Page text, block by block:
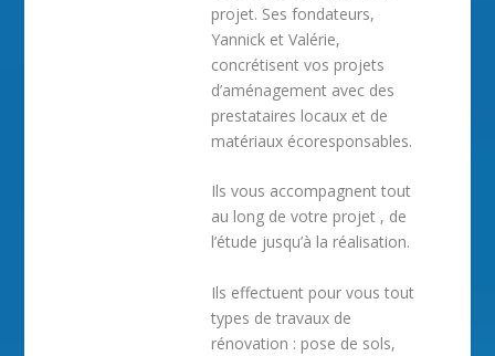
projet. Ses fondateurs,
Yannick et Valérie,
concrétisent vos projets
d’aménagement avec des
prestataires locaux et de
matériaux écoresponsables.
Ils vous accompagnent tout
au long de votre projet , de
l’étude jusqu’à la réalisation.
Ils effectuent pour vous tout
types de travaux de
rénovation : pose de sols,